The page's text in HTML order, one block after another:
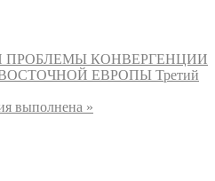
КОНВЕРГЕНЦИИ
ЕВРОПЫ Третий
выполнена »